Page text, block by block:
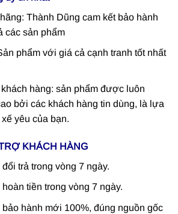
Thành Dũng cam kết bảo hành
các sản phẩm
phẩm với giá cả cạnh tranh tốt nhất
hàng: sản phẩm được luôn
bởi các khách hàng tin dùng, là lựa
yêu của bạn.
KHÁCH HÀNG
trả trong vòng 7 ngày.
tiền trong vòng 7 ngày.
hành mới 100%, đúng nguồn gốc